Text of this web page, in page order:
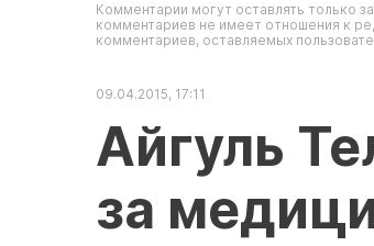
Комментарии могут оставлять только
комментариев не имеет отношения к
комментариев, оставляемых
09.04.2015, 17:11
Айгуль
за